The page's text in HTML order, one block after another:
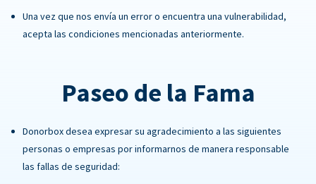
Una vez que nos envía un error o encuentra una vulnerabilidad,
acepta las condiciones mencionadas anteriormente.
Paseo de la Fama
Donorbox desea expresar su agradecimiento a las siguientes
personas o empresas por informarnos de manera responsable
las fallas de seguridad: